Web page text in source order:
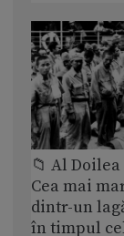
📁 Al
Cea mai
dintr-un
în timpul